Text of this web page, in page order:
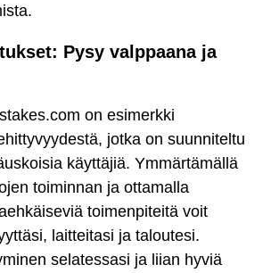
Pysy valppaana ja
on esimerkki
jotka on suunniteltu
käyttäjiä. Ymmärtämällä
toiminnan ja ottamalla
toimenpiteitä voit
laitteitasi ja taloutesi.
selatessasi ja liian hyviä